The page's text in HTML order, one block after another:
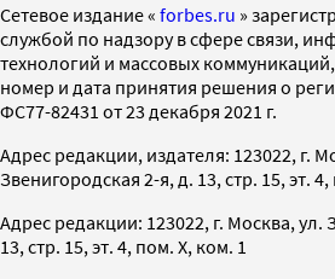
Cетевое издание « forbes.ru »
службой по надзору в сфере связи,
технологий и массовых
номер и дата принятия решения о
ФС77-82431 от 23 декабря 2021 г.
Адрес редакции, издателя: 123022, г.
Звенигородская 2-я, д. 13, стр. 15, эт.
Адрес редакции: 123022, г. Москва, ул.
13, стр. 15, эт. 4, пом. X, ком. 1